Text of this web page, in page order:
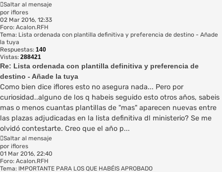
Saltar al mensaje
por iflores
02 Mar 2016, 12:33
Foro: Acalon.RFH
Tema: Lista ordenada con plantilla definitiva y preferencia de destino - Añade
la tuya
Respuestas: 140
Vistas: 288421
Re: Lista ordenada con plantilla definitiva y preferencia de
destino - Añade la tuya
Como bien dice iflores esto no asegura nada... Pero por
curiosidad..alguno de los q habeis seguido esto otros años, sabeis
mas o menos cuantas plantillas de "mas" aparecen nuevas entre
las plazas adjudicadas en la lista definitiva dl ministerio? Se me
olvidó contestarte. Creo que el año p...
Saltar al mensaje
por iflores
01 Mar 2016, 22:40
Foro: Acalon.RFH
Tema: IMPORTANTE PARA LOS QUE HABÉIS APROBADO